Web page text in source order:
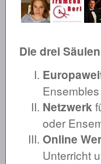
Die drei
Netzwerk
oder
Online
Unterricht